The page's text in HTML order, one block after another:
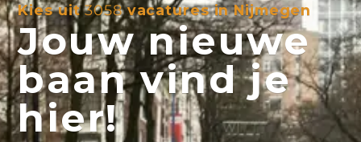
Kies uit3058vacatures in Nijmegen
Jouw nieuwe
baan vind je
hier!